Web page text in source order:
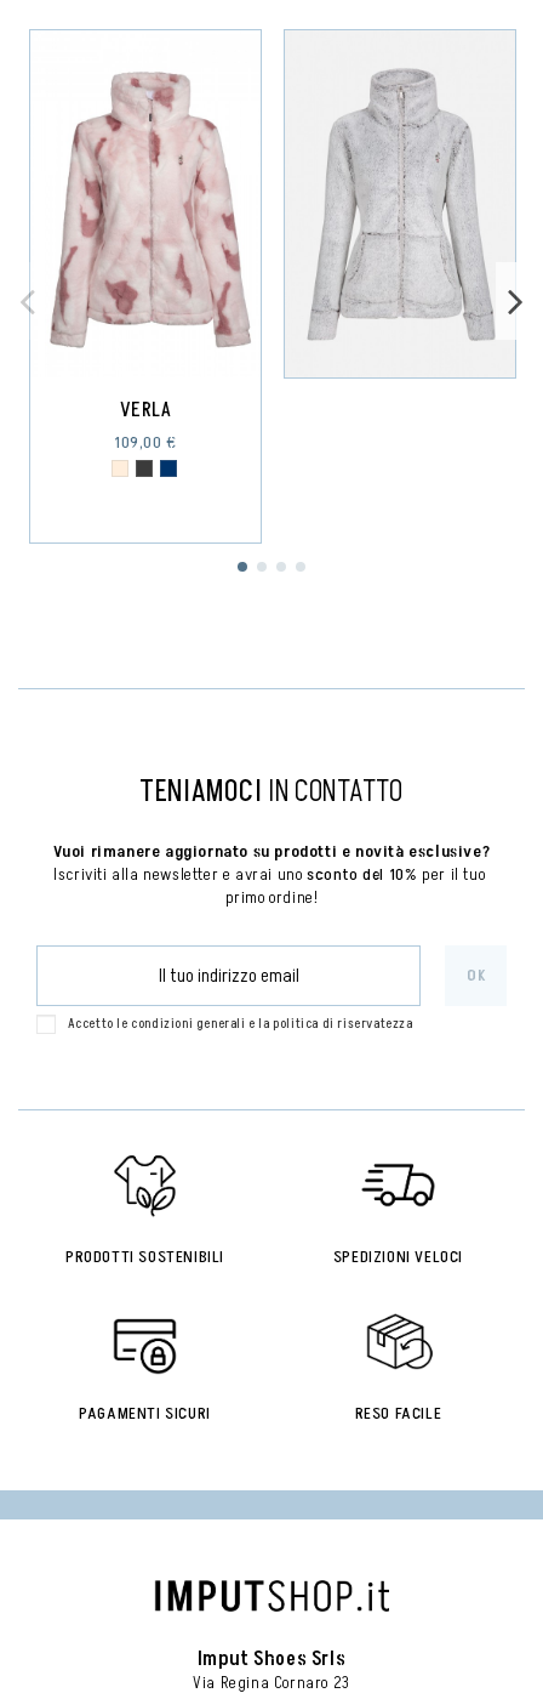
VERLA
109,00 €
TENIAMOCI IN CONTATTO
Vuoi rimanere aggiornato su prodotti e novità esclusive?
Iscriviti alla newsletter e avrai uno sconto del 10% per il tuo
primo ordine!
Accetto le condizioni generali e la politica di riservatezza
PRODOTTI SOSTENIBILI SPEDIZIONI VELOCI
PAGAMENTI SICURI RESO FACILE
Imput Shoes Srls
Via Regina Cornaro 23